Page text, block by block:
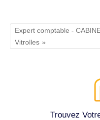
Expert comptable -
Vitrolles
Trouvez